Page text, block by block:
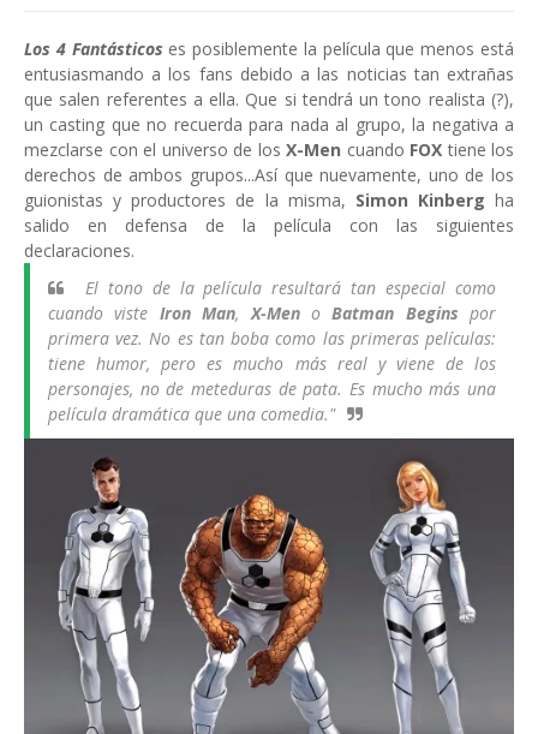
Los 4 Fantásticos es posiblemente la película que menos está
entusiasmando a los fans debido a las noticias tan extrañas
que salen referentes a ella. Que si tendrá un tono realista (?),
un casting que no recuerda para nada al grupo, la negativa a
mezclarse con el universo de los X-Men cuando FOX tiene los
derechos de ambos grupos...Así que nuevamente, uno de los
guionistas y productores de la misma, Simon Kinberg ha
salido en defensa de la película con las siguientes
declaraciones.
El tono de la película resultará tan especial como
cuando viste Iron Man,X-MenoBatman Begins por
primera vez. No es tan boba como las primeras películas:
tiene humor, pero es mucho más real y viene de los
personajes, no de meteduras de pata. Es mucho más una
película dramática que una comedia."